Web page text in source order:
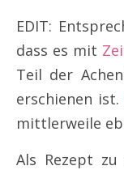
EDIT:
dass es mit
Teil der
erschienen ist.
mittlerweile
Als Rezept